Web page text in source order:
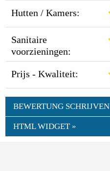
Hutten / Kamers:
Sanitaire
voorzieningen:
Prijs - Kwaliteit:
BEWERTUNG SCHRIJVEN
HTML WIDGET »